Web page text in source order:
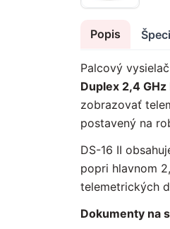
Popis
Palcový vysielač
Duplex 2,4 GHz
zobrazovať
postavený na
DS-16 II
popri hlavnom
telemetrických
Dokumenty na